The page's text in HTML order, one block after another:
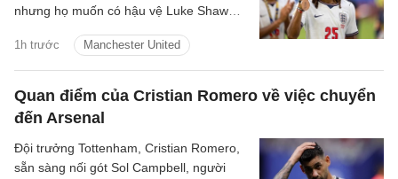
1h trước Manchester United
nhưng họ muốn có hậu vệ Luke Shaw
Quan điểm của Cristian Romero về việc chuyển
đến Arsenal
Đội trưởng Tottenham, Cristian Romero,
sẵn sàng nối gót Sol Campbell, người